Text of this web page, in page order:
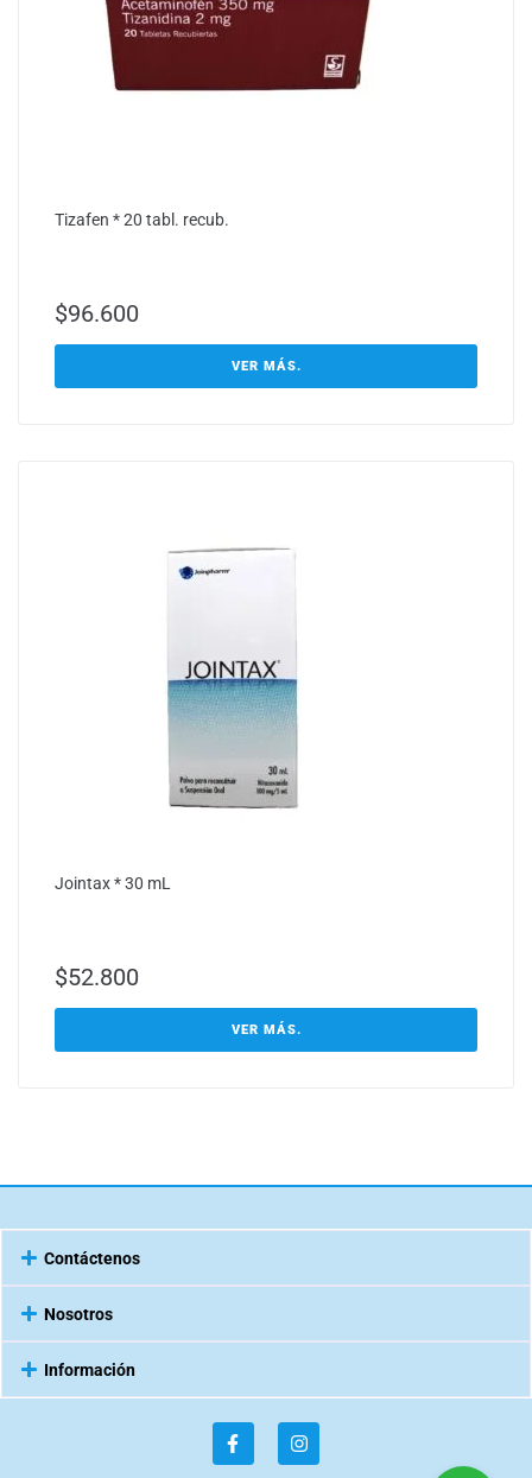
Tizafen * 20 tabl. recub.
$96.600
VER MÁS.
Jointax * 30 mL
$52.800
VER MÁS.
Contáctenos
Nosotros
Información